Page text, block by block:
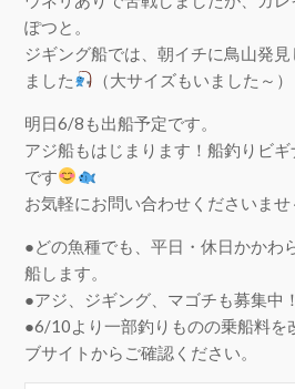
ぽつと。
ジギング船では、朝イチに鳥山発
ました
（大サイズもいました～）
明日6/8も出船予定です。
アジ船もはじまります！船釣りビ
です
お気軽にお問い合わせくださいませ
●どの魚種でも、平日・休日かかわ
船します。
●アジ、ジギング、マゴチも募集中！
●6/10より一部釣りものの乗船料を
ブサイトからご確認ください。